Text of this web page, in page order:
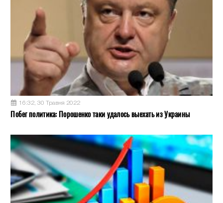
16:32, 30 Травня 2022
Побег политика: Порошенко таки удалось выехать из Украины